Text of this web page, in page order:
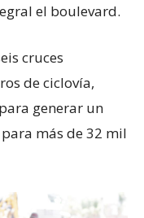
el boulevard.
cruces
de ciclovía,
generar un
más de 32 mil